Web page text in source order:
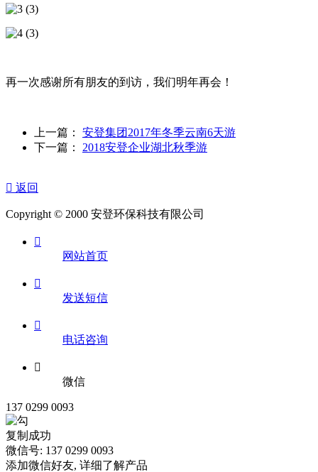
再一次感谢所有朋友的到访，我们明年再会！
上一篇： 安登集团2017年冬季云南6天游
下一篇： 2018安登企业湖北秋季游
 返回
Copyright © 2000 安登环保科技有限公司

网站首页

发送短信

电话咨询

微信
137 0299 0093
复制成功
微信号: 137 0299 0093
添加微信好友, 详细了解产品